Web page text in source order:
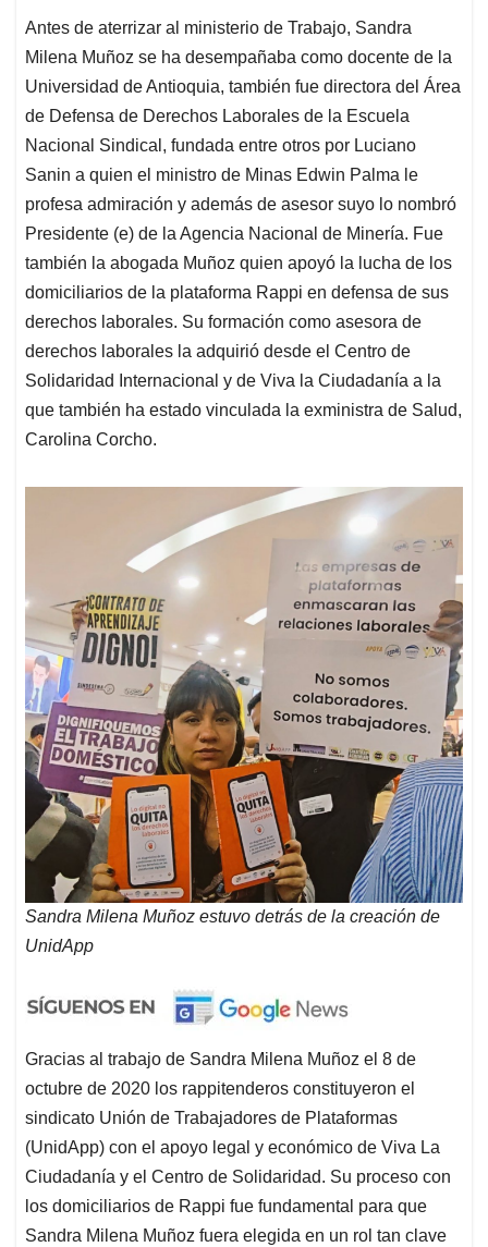
Antes de aterrizar al ministerio de Trabajo, Sandra
Milena Muñoz se ha desempañaba como docente de la
Universidad de Antioquia, también fue directora del Área
de Defensa de Derechos Laborales de la Escuela
Nacional Sindical, fundada entre otros por Luciano
Sanin a quien el ministro de Minas Edwin Palma le
profesa admiración y además de asesor suyo lo nombró
Presidente (e) de la Agencia Nacional de Minería. Fue
también la abogada Muñoz quien apoyó la lucha de los
domiciliarios de la plataforma Rappi en defensa de sus
derechos laborales. Su formación como asesora de
derechos laborales la adquirió desde el Centro de
Solidaridad Internacional y de Viva la Ciudadanía a la
que también ha estado vinculada la exministra de Salud,
Carolina Corcho.
Sandra Milena Muñoz estuvo detrás de la creación de
UnidApp
Gracias al trabajo de Sandra Milena Muñoz el 8 de
octubre de 2020 los rappitenderos constituyeron el
sindicato Unión de Trabajadores de Plataformas
(UnidApp) con el apoyo legal y económico de Viva La
Ciudadanía y el Centro de Solidaridad. Su proceso con
los domiciliarios de Rappi fue fundamental para que
Sandra Milena Muñoz fuera elegida en un rol tan clave